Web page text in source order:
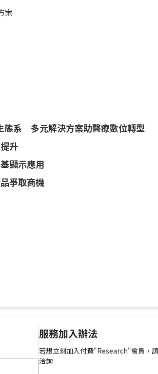
案
系 多元解決方案助醫療數位轉型
升
顯示應用
爭取商機
服務加入辦法
若想立刻加入付費"Research"會員，請
洽詢